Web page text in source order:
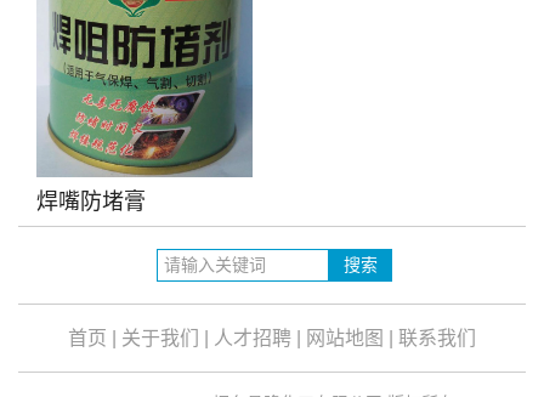
焊嘴防堵膏
首页 关于我们 人才招聘 网站地图 联系我们